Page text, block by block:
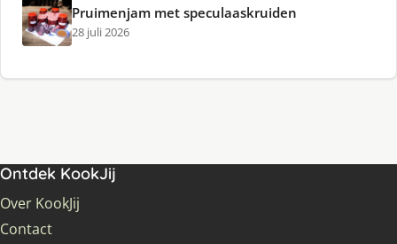
Pruimenjam met speculaaskruiden
28 juli 2026
Ontdek KookJij
Over KookJij
Contact